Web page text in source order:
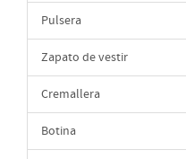
Pulsera
Zapato de vestir
Cremallera
Botina